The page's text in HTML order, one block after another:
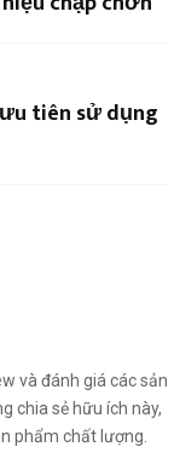
tiên sử dụng
và đánh giá các sản
chia sẻ hữu ích này,
phẩm chất lượng.